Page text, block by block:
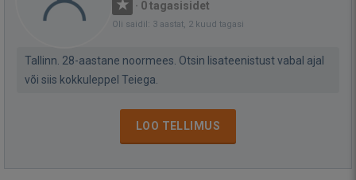
· 0 tagasisidet
Oli saidil: 3 aastat, 2 kuud tagasi
Tallinn. 28-aastane noormees. Otsin lisateenistust vabal ajal
või siis kokkuleppel Teiega.
LOO TELLIMUS